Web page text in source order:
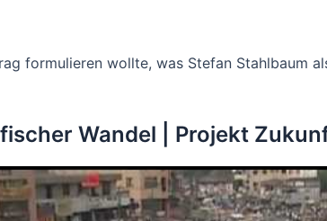
formulieren wollte, was Stefan Stahlbaum
Wandel | Projekt